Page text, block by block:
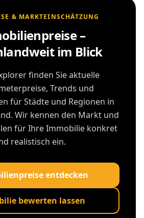
& MARKTEINSCHÄTZUNG
–
im Blick
finden Sie aktuelle
Trends und
für Städte und Regionen in
Wir kennen den Markt und
für Ihre Immobilie konkret
realistisch ein.
entdecken
bewerten lassen